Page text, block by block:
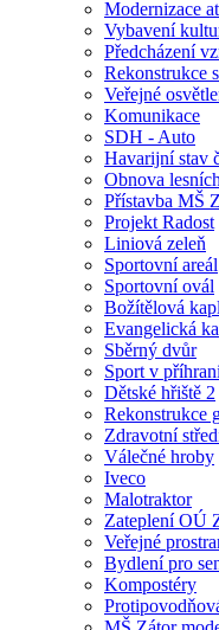
Modernizace
Vybavení
Předcházení
Rekonstrukce
Veřejné
Komunikace
SDH - Auto
Havarijní stav
Obnova
Přístavba MŠ
Projekt Radost
Liniová zeleň
Sportovní areál
Sportovní ovál
Božítělová
Evangelická
Sběrný dvůr
Sport v
Dětské hřiště 2
Rekonstrukce
Zdravotní
Válečné hroby
Iveco
Malotraktor
Zateplení OÚ
Veřejné
Bydlení pro
Kompostéry